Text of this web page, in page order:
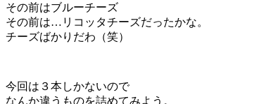
その前はブルーチーズ
その前は…リコッタチーズだったかな。
チーズばかりだわ（笑）
今回は３本しかないので
なんか違うものを詰めてみよう。